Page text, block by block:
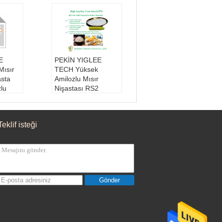
24
PEKİN YIGLEE
TECH Yüksek
Amilozlu Mısır
Nişastası RS2
Amilozlu Mısır
Kalıcılık süresi:24
isteği
Gönder